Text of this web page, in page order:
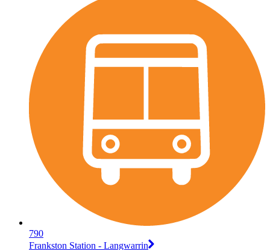
790
Frankston Station - Langwarrin